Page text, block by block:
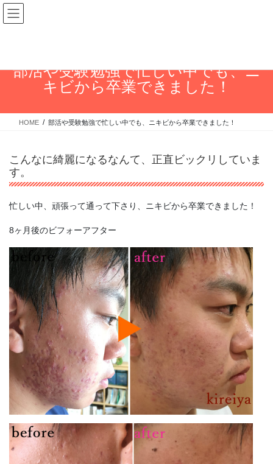
コ
ン
に
ナ
ビ
ョ 部活や受験勉強で忙しい中でも、ニ
キビから卒業できました！
HOME 部活や受験勉強で忙しい中でも、ニキビから卒業できました！
こんなに綺麗になるなんて、正直ビックリしていま
す。
忙しい中、頑張って通って下さり、ニキビから卒業できました！
8ヶ月後のビフォーアフター